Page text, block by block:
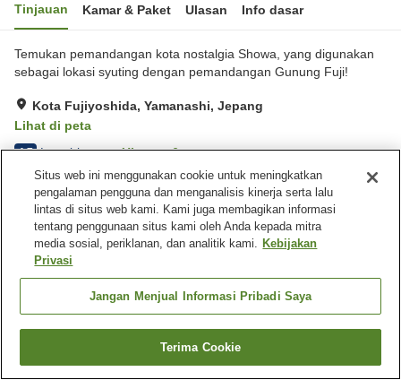
Tinjauan Kamar & Paket Ulasan Info dasar
Temukan pemandangan kota nostalgia Showa, yang digunakan
sebagai lokasi syuting dengan pemandangan Gunung Fuji!
Kota Fujiyoshida, Yamanashi, Jepang
Lihat di peta
4.7 Luar biasa Ulasan:6
Fasilitas properti
Wi-Fi
Benar-benar bebas rokok
Area tertentu bisa merokok
Mesin penjual otomatis
Jepang Yamanashi
Kota Fujiyoshida
Mt. Fuji Hostel Michael's
Cari kamar
Situs web ini menggunakan cookie untuk meningkatkan
pengalaman pengguna dan menganalisis kinerja serta lalu
lintas di situs web kami. Kami juga membagikan informasi
tentang penggunaan situs kami oleh Anda kepada mitra
media sosial, periklanan, dan analitik kami. Kebijakan
Privasi
Jangan Menjual Informasi Pribadi Saya
Terima Cookie